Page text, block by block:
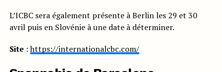
L’ICBC sera également présente à Berlin les 29 et 30
avril puis en Slovénie à une date à déterminer.
Site:https://internationalcbc.com/